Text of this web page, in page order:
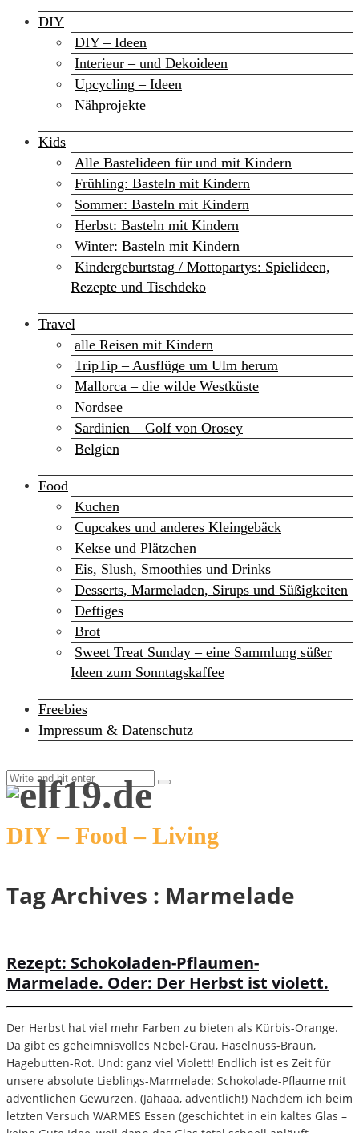
DIY
DIY – Ideen
Interieur – und Dekoideen
Upcycling – Ideen
Nähprojekte
Kids
Alle Bastelideen für und mit Kindern
Frühling: Basteln mit Kindern
Sommer: Basteln mit Kindern
Herbst: Basteln mit Kindern
Winter: Basteln mit Kindern
Kindergeburtstag / Mottopartys: Spielideen,
Rezepte und Tischdeko
Travel
alle Reisen mit Kindern
TripTip – Ausflüge um Ulm herum
Mallorca – die wilde Westküste
Nordsee
Sardinien – Golf von Orosey
Belgien
Food
Kuchen
Cupcakes und anderes Kleingebäck
Kekse und Plätzchen
Eis, Slush, Smoothies und Drinks
Desserts, Marmeladen, Sirups und Süßigkeiten
Deftiges
Brot
Sweet Treat Sunday – eine Sammlung süßer
Ideen zum Sonntagskaffee
Freebies
Impressum & Datenschutz
DIY – Food – Living
Tag Archives : Marmelade
Rezept: Schokoladen-Pflaumen-
Marmelade. Oder: Der Herbst ist violett.
Der Herbst hat viel mehr Farben zu bieten als Kürbis-Orange.
Da gibt es geheimnisvolles Nebel-Grau, Haselnuss-Braun,
Hagebutten-Rot. Und: ganz viel Violett! Endlich ist es Zeit für
unsere absolute Lieblings-Marmelade: Schokolade-Pflaume mit
adventlichen Gewürzen. (Jahaaa, adventlich!) Nachdem ich beim
letzten Versuch WARMES Essen (geschichtet in ein kaltes Glas –